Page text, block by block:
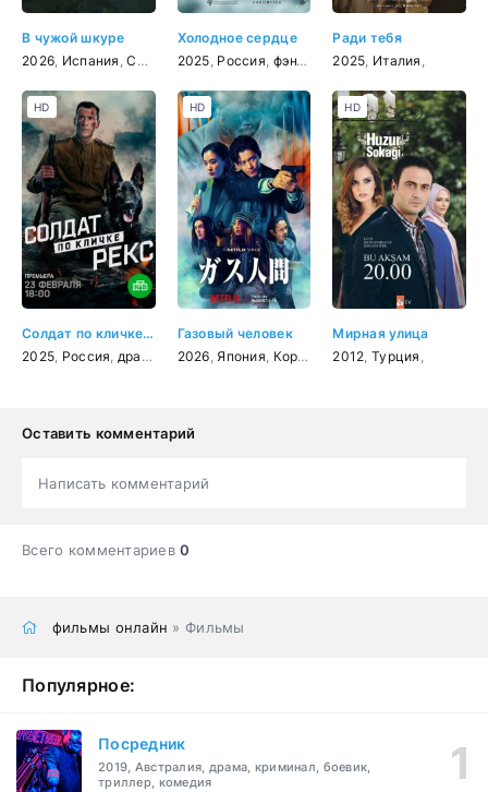
В чужой шкуре
2026 Испания ,США мультфильм,фэнтези комедия ,приключения
Холодное сердце
2025 Россия фэнтези ,мелодрама
Ради тебя
2025 Италия
Солдат по кличке Рекс
2025 Россия драма военный
HD
Газовый человек
2026 Япония Корея Южная ,детектив
HD
Мирная улица
2012 Турция
HD
Оставить комментарий
Написать комментарий
Всего комментариев0
фильмы онлайн » Фильмы
Популярное:
Посредник
2019, Австралия, драма, криминал, боевик,
триллер, комедия